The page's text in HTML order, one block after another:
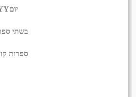
יום
בשתי
ספרות